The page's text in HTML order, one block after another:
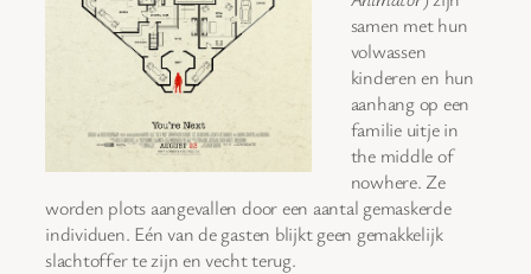
samen met hun
volwassen
kinderen en hun
aanhang op een
familie uitje in
the middle of
nowhere. Ze
worden plots aangevallen door een aantal gemaskerde
individuen. Eén van de gasten blijkt geen gemakkelijk
slachtoffer te zijn en vecht terug.